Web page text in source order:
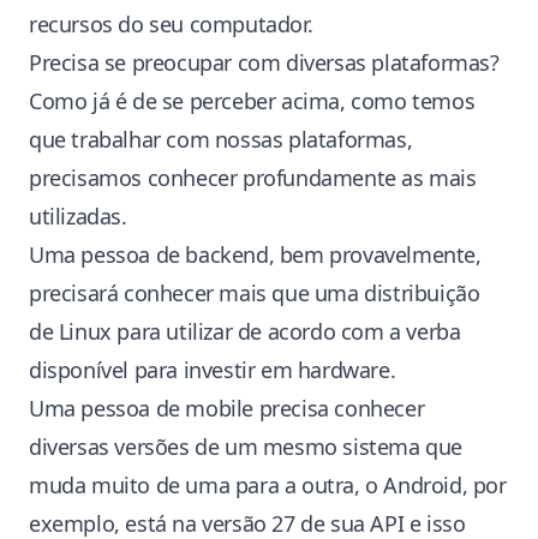
recursos do seu computador.
Precisa se preocupar com diversas plataformas?
Como já é de se perceber acima, como temos
que trabalhar com nossas plataformas,
precisamos conhecer profundamente as mais
utilizadas.
Uma pessoa de backend, bem provavelmente,
precisará conhecer mais que uma distribuição
de Linux para utilizar de acordo com a verba
disponível para investir em hardware.
Uma pessoa de mobile precisa conhecer
diversas versões de um mesmo sistema que
muda muito de uma para a outra, o Android, por
exemplo, está na versão 27 de sua API e isso